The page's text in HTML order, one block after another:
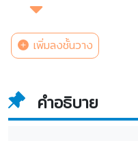
เพิ่มลงชั้นวาง
คำอธิบาย